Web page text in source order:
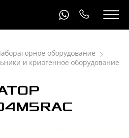
оборудование
и криогенное оборудование